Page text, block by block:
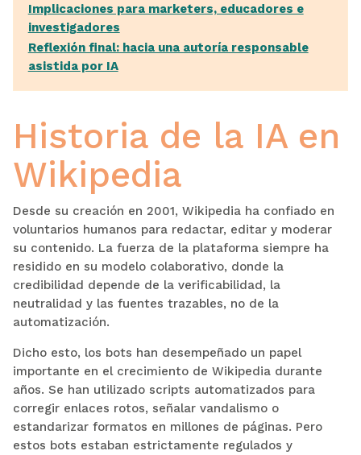
Implicaciones para marketers, educadores e
investigadores
Reflexión final: hacia una autoría responsable
asistida por IA
Historia de la IA en
Wikipedia
Desde su creación en 2001, Wikipedia ha confiado en
voluntarios humanos para redactar, editar y moderar
su contenido. La fuerza de la plataforma siempre ha
residido en su modelo colaborativo, donde la
credibilidad depende de la verificabilidad, la
neutralidad y las fuentes trazables, no de la
automatización.
Dicho esto, los bots han desempeñado un papel
importante en el crecimiento de Wikipedia durante
años. Se han utilizado scripts automatizados para
corregir enlaces rotos, señalar vandalismo o
estandarizar formatos en millones de páginas. Pero
estos bots estaban estrictamente regulados y